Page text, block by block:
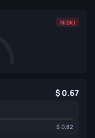
NISKI
0.67
0.82